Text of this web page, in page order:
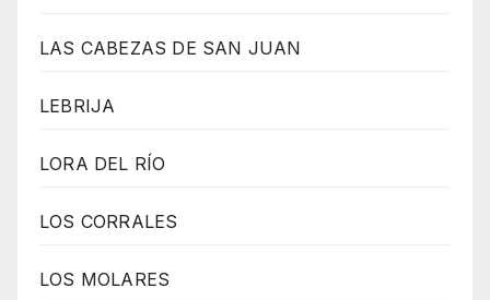
LAS CABEZAS DE SAN JUAN
LEBRIJA
LORA DEL RÍO
LOS CORRALES
LOS MOLARES